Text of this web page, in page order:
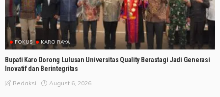
FOKUS KARO RAYA
Bupati Karo Dorong Lulusan Universitas Quality Berastagi Jadi Generasi
Inovatif dan Berintegritas
Redaksi August 6, 2026